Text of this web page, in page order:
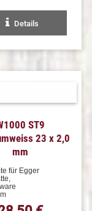
Details
ST9
23 x 2,0
mm
für Egger